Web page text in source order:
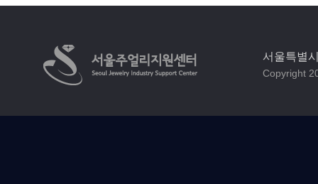
서울특별
Copyright